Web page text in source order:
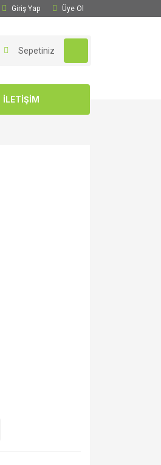
Giriş Yap Üye Ol
Sepetiniz
İLETİŞİM